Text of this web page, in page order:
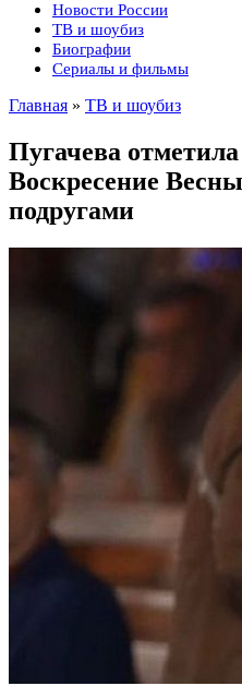
Новости России
ТВ и шоубиз
Биографии
Сериалы и фильмы
Главная » ТВ и шоубиз
Пугачева
Воскресение
подругами